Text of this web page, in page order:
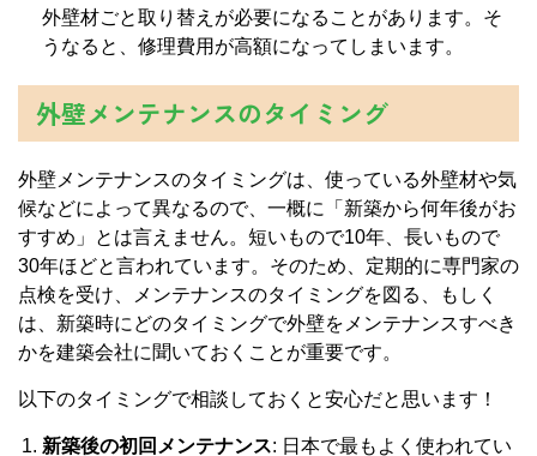
外壁材ごと取り替えが必要になることがあります。そ
うなると、修理費用が高額になってしまいます。
外壁メンテナンスのタイミング
外壁メンテナンスのタイミングは、使っている外壁材や気
候などによって異なるので、一概に「新築から何年後がお
すすめ」とは言えません。短いもので10年、長いもので
30年ほどと言われています。そのため、定期的に専門家の
点検を受け、メンテナンスのタイミングを図る、もしく
は、新築時にどのタイミングで外壁をメンテナンスすべき
かを建築会社に聞いておくことが重要です。
以下のタイミングで相談しておくと安心だと思います！
新築後の初回メンテナンス: 日本で最もよく使われてい